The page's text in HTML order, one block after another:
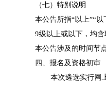
（七）特别说明
本公告所指“以上”“
9级以上或以下，均含
本公告涉及的时间节
四、报名及资格初审
本次遴选实行网上